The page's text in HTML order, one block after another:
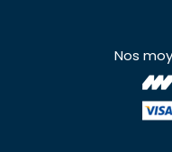
Nos